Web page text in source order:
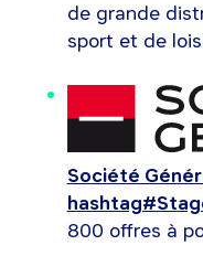
de grande
sport et de
Société
800 offres à